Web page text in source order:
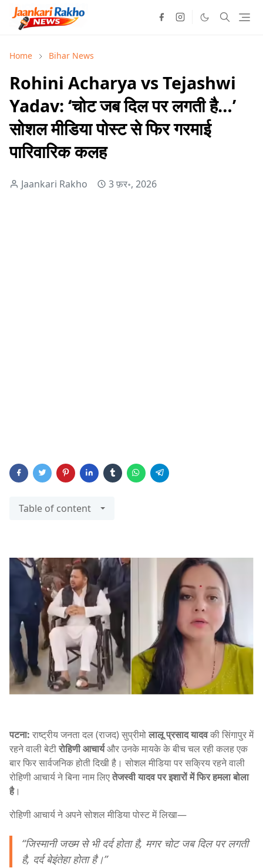
Home Bihar News
Rohini Acharya vs Tejashwi
Yadav: ‘चोट जब दिल पर लगती है…’
सोशल मीडिया पोस्ट से फिर गरमाई
पारिवारिक कलह
Jaankari Rakho 3 फ़र॰, 2026
Table of content
पटना: राष्ट्रीय जनता दल (राजद) सुप्रीमोलालू प्रसाद यादवकी सिंगापुर में
रहने वाली बेटीरोहिणी आचार्यऔर उनके मायके के बीच चल रही कलह एक
बार फिर सार्वजनिक होती दिखी है। सोशल मीडिया पर सक्रिय रहने वाली
रोहिणी आचार्य ने बिना नाम लिएतेजस्वी यादव पर इशारों में फिर हमला बोला
है।
रोहिणी आचार्य ने अपने सोशल मीडिया पोस्ट में लिखा—
“जिस्मानी जख्म से भी दर्द होता है, मगर चोट जब दिल पर लगती
है, दर्द बेइंतेहा होता है।”